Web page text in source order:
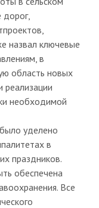
дорог,
назвал ключевые
в
область новых
реализации
необходимой
уделено
в
праздников.
обеспечена
Все